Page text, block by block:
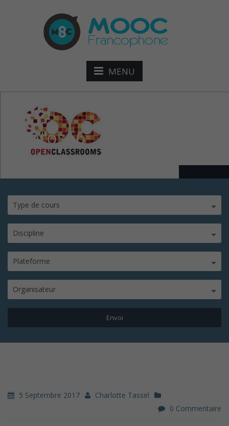
MENU
photos66
Type de cours
Discipline
Plateforme
Organisateur
5 Septembre 2017
Charlotte Tassel
0 Commentaire